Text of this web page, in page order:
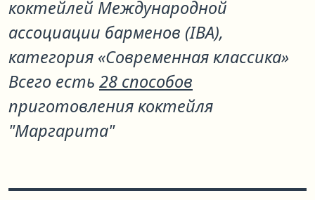
коктейлей Международной
ассоциации барменов (IBA),
категория «Современная классика»
Всего есть 28 способов
приготовления коктейля
"Маргарита"